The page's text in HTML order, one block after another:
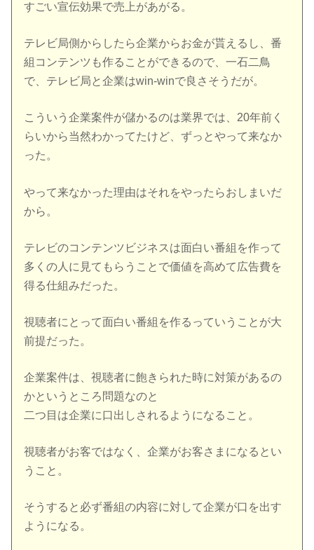
すごい宣伝効果で売上があがる。
テレビ局側からしたら企業からお金が貰えるし、番
組コンテンツも作ることができるので、一石二鳥
で、テレビ局と企業はwin-winで良さそうだが。
こういう企業案件が儲かるのは業界では、20年前く
らいから当然わかってたけど、ずっとやって来なか
った。
やって来なかった理由はそれをやったらおしまいだ
から。
テレビのコンテンツビジネスは面白い番組を作って
多くの人に見てもらうことで価値を高めて広告費を
得る仕組みだった。
視聴者にとって面白い番組を作るっていうことが大
前提だった。
企業案件は、視聴者に飽きられた時に対策があるの
かというところ問題なのと
二つ目は企業に口出しされるようになること。
視聴者がお客ではなく、企業がお客さまになるとい
うこと。
そうすると必ず番組の内容に対して企業が口を出す
ようになる。